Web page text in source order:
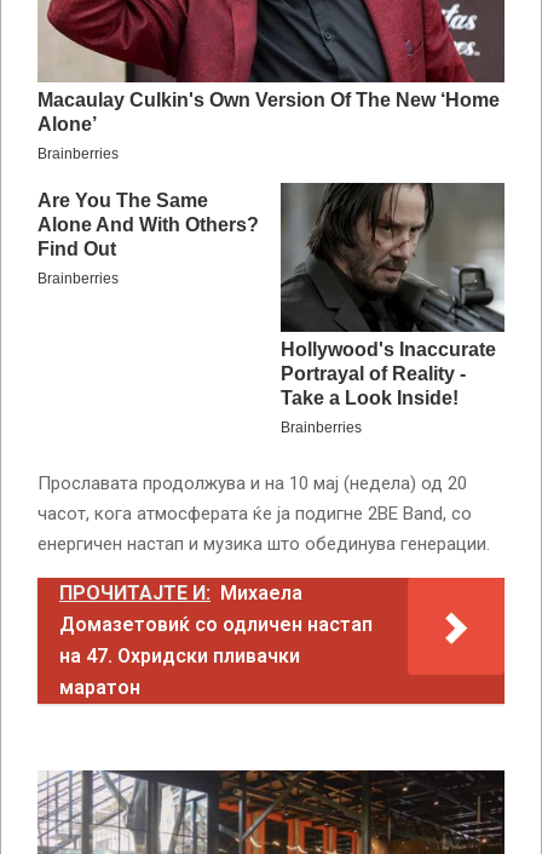
Прославата продолжува и на 10 мај (недела) од 20
часот, кога атмосферата ќе ја подигне 2BE Band, со
енергичен настап и музика што обединува генерации.
ПРОЧИТАЈТЕ И: Михаела
Домазетовиќ со одличен настап
на 47. Охридски пливачки
маратон